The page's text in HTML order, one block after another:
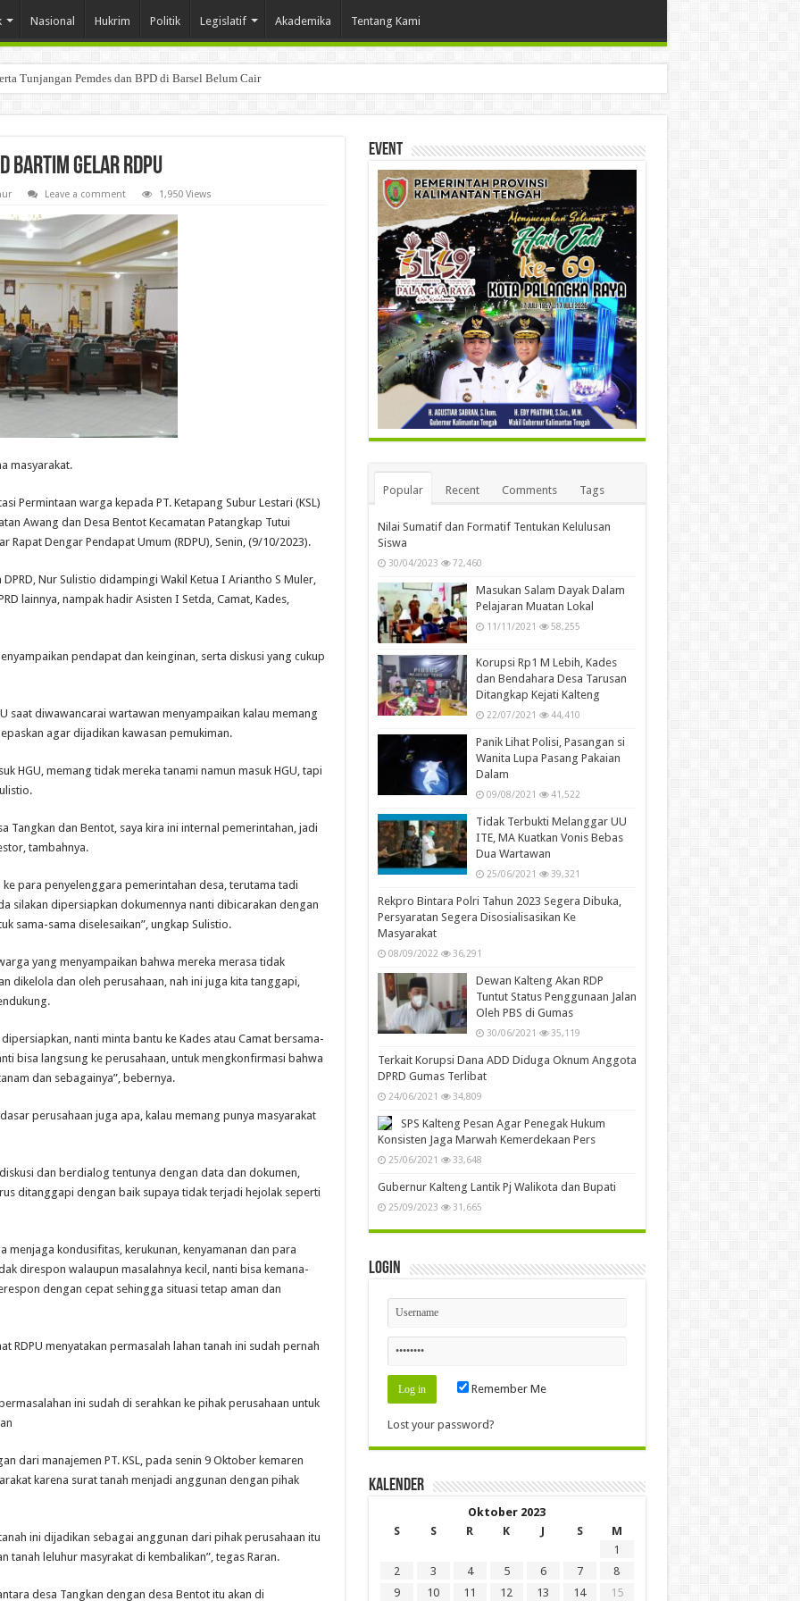
Nasional Hukrim Politik Legislatif Akademika Tentang Kami
Bartim Gelar RDPU
Leave a comment 1,950 Views
masyarakat.
Permintaan warga kepada PT. Ketapang Subur Lestari (KSL)
Awang dan Desa Bentot Kecamatan Patangkap Tutui
Rapat Dengar Pendapat Umum (RDPU), Senin, (9/10/2023).
Nur Sulistio didampingi Wakil Ketua I Ariantho S Muler,
lainnya, nampak hadir Asisten I Setda, Camat, Kades,
pendapat dan keinginan, serta diskusi yang cukup
saat diwawancarai wartawan menyampaikan kalau memang
agar dijadikan kawasan pemukiman.
HGU, memang tidak mereka tanami namun masuk HGU, tapi
Tangkan dan Bentot, saya kira ini internal pemerintahan, jadi
tambahnya.
para penyelenggara pemerintahan desa, terutama tadi
silakan dipersiapkan dokumennya nanti dibicarakan dengan
sama-sama diselesaikan”, ungkap Sulistio.
yang menyampaikan bahwa mereka merasa tidak
dikelola dan oleh perusahaan, nah ini juga kita tanggapi,
nanti minta bantu ke Kades atau Camat bersama-
bisa langsung ke perusahaan, untuk mengkonfirmasi bahwa
dan sebagainya”, bebernya.
perusahaan juga apa, kalau memang punya masyarakat
dan berdialog tentunya dengan data dan dokumen,
ditanggapi dengan baik supaya tidak terjadi hejolak seperti
menjaga kondusifitas, kerukunan, kenyamanan dan para
direspon walaupun masalahnya kecil, nanti bisa kemana-
dengan cepat sehingga situasi tetap aman dan
RDPU menyatakan permasalah lahan tanah ini sudah pernah
ini sudah di serahkan ke pihak perusahaan untuk
dari manajemen PT. KSL, pada senin 9 Oktober kemaren
karena surat tanah menjadi anggunan dengan pihak
ini dijadikan sebagai anggunan dari pihak perusahaan itu
tanah leluhur masyrakat di kembalikan”, tegas Raran.
desa Tangkan dengan desa Bentot itu akan di
Event
Popular Recent Comments Tags
Nilai Sumatif dan Formatif Tentukan Kelulusan
Siswa
30/04/2023 72,460
Masukan Salam Dayak Dalam
Pelajaran Muatan Lokal
11/11/2021 58,255
Korupsi Rp1 M Lebih, Kades
dan Bendahara Desa Tarusan
Ditangkap Kejati Kalteng
22/07/2021 44,410
Panik Lihat Polisi, Pasangan si
Wanita Lupa Pasang Pakaian
Dalam
09/08/2021 41,522
Tidak Terbukti Melanggar UU
ITE, MA Kuatkan Vonis Bebas
Dua Wartawan
25/06/2021 39,321
Rekpro Bintara Polri Tahun 2023 Segera Dibuka,
Persyaratan Segera Disosialisasikan Ke
Masyarakat
08/09/2022 36,291
Dewan Kalteng Akan RDP
Tuntut Status Penggunaan Jalan
Oleh PBS di Gumas
30/06/2021 35,119
Terkait Korupsi Dana ADD Diduga Oknum Anggota
DPRD Gumas Terlibat
24/06/2021 34,809
SPS Kalteng Pesan Agar Penegak Hukum
Konsisten Jaga Marwah Kemerdekaan Pers
25/06/2021 33,648
Gubernur Kalteng Lantik Pj Walikota dan Bupati
25/09/2023 31,665
Login
Remember Me
Lost your password?
Kalender
Oktober 2023
S
S R K J S
M
1
2
3 4 5 6 7
8
9
10 11 12 13 14 15